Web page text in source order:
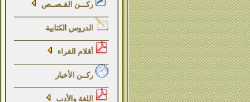
ركـــن القـصــص
الدروس الكتابية
أقلام القراء
ركــن الأخبار
اللغة والأدب